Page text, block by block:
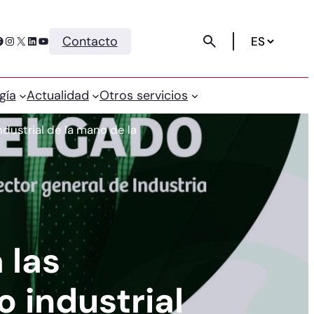
Instagram X LinkedIn YouTube Contacto
Actualidad Otros servicios
de la mano de la
las
industrial